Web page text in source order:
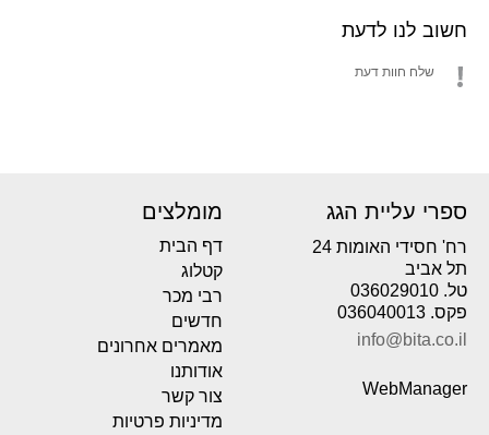
חשוב לנו לדעת
שלח חוות דעת
ספרי עליית הגג
רח' חסידי האומות 24
תל אביב
טל. 036029010
פקס. 036040013
info@bita.co.il
WebManager
מומלצים
דף הבית
קטלוג
רבי מכר
חדשים
מאמרים אחרונים
אודותנו
צור קשר
מדיניות פרטיות